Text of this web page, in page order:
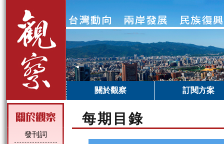
關於觀察 訂閱方案
發刊詞
每期目錄